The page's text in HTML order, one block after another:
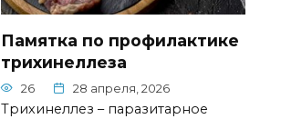
Памятка по профилактике
трихинеллеза
26 28 апреля, 2026
Трихинеллез – паразитарное